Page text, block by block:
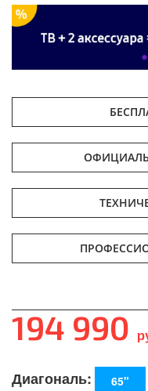
194 990
Диагональ: 65"